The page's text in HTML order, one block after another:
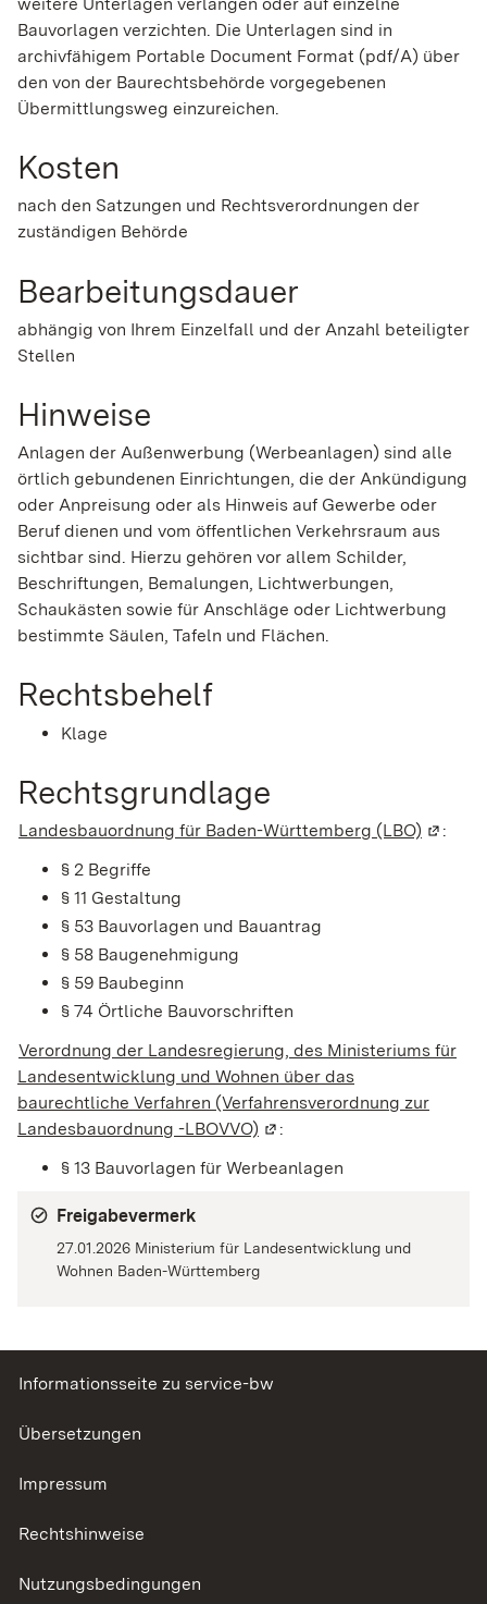
Bauvorlagen verzichten. Die Unterlagen sind in
archivfähigem Portable Document Format (pdf/A) über
den von der Baurechtsbehörde vorgegebenen
Übermittlungsweg einzureichen.
Kosten
nach den Satzungen und Rechtsverordnungen der
zuständigen Behörde
Bearbeitungsdauer
abhängig von Ihrem Einzelfall und der Anzahl beteiligter
Stellen
Hinweise
Anlagen der Außenwerbung (Werbeanlagen) sind alle
örtlich gebundenen Einrichtungen, die der Ankündigung
oder Anpreisung oder als Hinweis auf Gewerbe oder
Beruf dienen und vom öffentlichen Verkehrsraum aus
sichtbar sind. Hierzu gehören vor allem Schilder,
Beschriftungen, Bemalungen, Lichtwerbungen,
Schaukästen sowie für Anschläge oder Lichtwerbung
bestimmte Säulen, Tafeln und Flächen.
Rechtsbehelf
Klage
Rechtsgrundlage
Landesbauordnung für Baden-Württemberg (LBO) (Wird
:
§ 2 Begriffe
§ 11 Gestaltung
§ 53 Bauvorlagen und Bauantrag
§ 58 Baugenehmigung
§ 59 Baubeginn
§ 74 Örtliche Bauvorschriften
Verordnung der Landesregierung, des Ministeriums für
Landesentwicklung und Wohnen über das
baurechtliche Verfahren (Verfahrensverordnung zur
Landesbauordnung -LBOVVO) (Wird in einem neuen
:
§ 13 Bauvorlagen für Werbeanlagen
Freigabevermerk
27.01.2026 Ministerium für Landesentwicklung und
Wohnen Baden-Württemberg
Informationsseite zu service-bw
Übersetzungen
Impressum
Rechtshinweise
Nutzungsbedingungen